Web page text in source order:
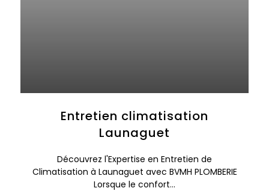
Entretien climatisation
Launaguet
Découvrez l'Expertise en Entretien de
Climatisation à Launaguet avec BVMH PLOMBERIE
Lorsque le confort...